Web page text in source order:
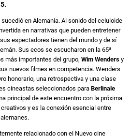
en Alemania. Al sonido del celuloide
en narrativas que pueden entretener
espectadores tienen del mundo y de sí
Sus ecos se escucharon en la 65ª
más importantes del grupo, Wim Wenders y
nuevos filmes en competencia. Wenders
honorario, una retrospectiva y una clase
cineastas seleccionados para Berlinale
principal de este encuentro con la próxima
y es la conexión esencial entre
relacionado con el Nuevo cine